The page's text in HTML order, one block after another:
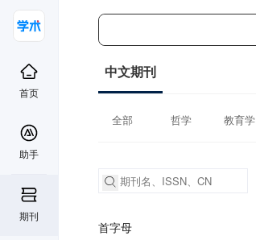
首页
助手
期刊
中文期刊
全部 哲学 教育学
首字母